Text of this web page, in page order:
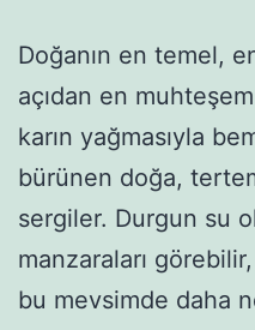
Doğanın en temel,
açıdan en
karın yağmasıyla
bürünen doğa,
sergiler. Durgun su
manzaraları
bu mevsimde daha